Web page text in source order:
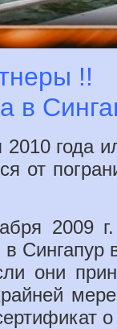
!!
в
года
от
2009
в
они